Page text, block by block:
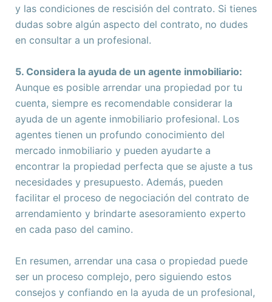
y las condiciones de rescisión del contrato. Si tienes
dudas sobre algún aspecto del contrato, no dudes
en consultar a un profesional.
5. Considera la ayuda de un agente inmobiliario:
Aunque es posible arrendar una propiedad por tu
cuenta, siempre es recomendable considerar la
ayuda de un agente inmobiliario profesional. Los
agentes tienen un profundo conocimiento del
mercado inmobiliario y pueden ayudarte a
encontrar la propiedad perfecta que se ajuste a tus
necesidades y presupuesto. Además, pueden
facilitar el proceso de negociación del contrato de
arrendamiento y brindarte asesoramiento experto
en cada paso del camino.
En resumen, arrendar una casa o propiedad puede
ser un proceso complejo, pero siguiendo estos
consejos y confiando en la ayuda de un profesional,